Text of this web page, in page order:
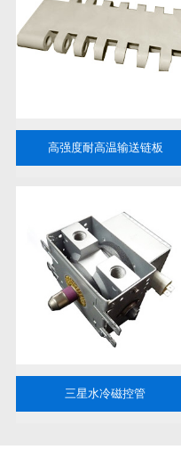
高强度耐高温输送链板
三星水冷磁控管